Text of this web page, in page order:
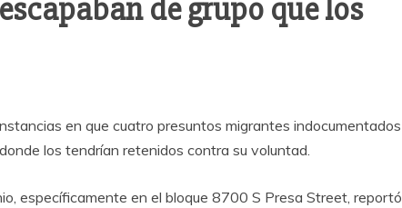
de grupo que los
en que cuatro presuntos migrantes indocumentados
los tendrían retenidos contra su voluntad.
específicamente en el bloque 8700 S Presa Street, reportó